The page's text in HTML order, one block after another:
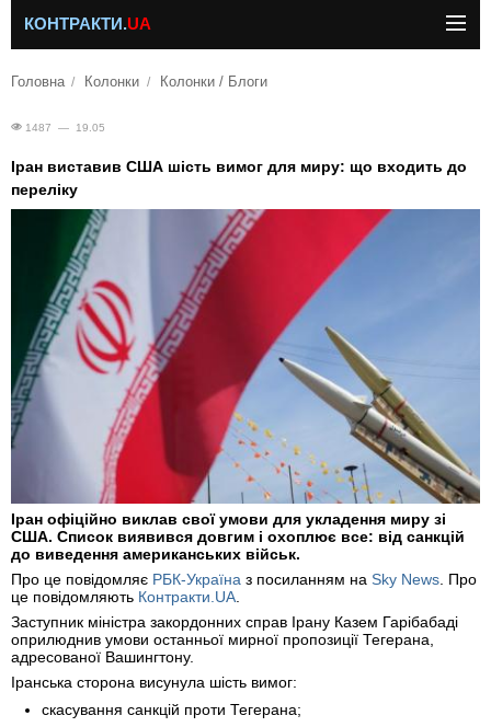
КОНТРАКТИ.UA
Головна Колонки Колонки / Блоги
1487 — 19.05
Іран виставив США шість вимог для миру: що входить до
переліку
Іран офіційно виклав свої умови для укладення миру зі
США. Список виявився довгим і охоплює все: від санкцій
до виведення американських військ.
Про це повідомляє РБК-Україна з посиланням на Sky News . Про
це повідомляють Контракти.UA
Заступник міністра закордонних справ Ірану Казем Гарібабаді
оприлюднив умови останньої мирної пропозиції Тегерана,
адресованої Вашингтону.
Іранська сторона висунула шість вимог:
скасування санкцій проти Тегерана;